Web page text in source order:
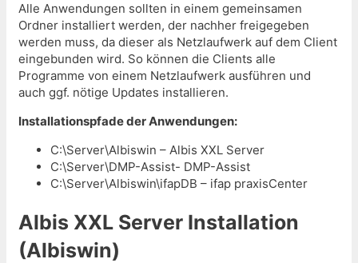
Alle Anwendungen sollten in einem gemeinsamen
Ordner installiert werden, der nachher freigegeben
werden muss, da dieser als Netzlaufwerk auf dem Client
eingebunden wird. So können die Clients alle
Programme von einem Netzlaufwerk ausführen und
auch ggf. nötige Updates installieren.
Installationspfade der Anwendungen:
C:\Server\Albiswin – Albis XXL Server
C:\Server\DMP-Assist- DMP-Assist
C:\Server\Albiswin\ifapDB – ifap praxisCenter
Albis XXL Server Installation
(Albiswin)